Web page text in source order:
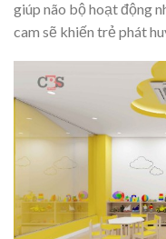
giúp não bộ hoạt động
cam sẽ khiến trẻ phát